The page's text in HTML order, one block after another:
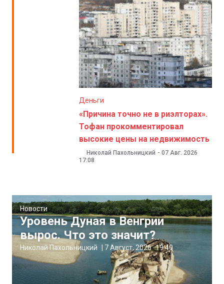
Деньги
«Причина точно не в риэлторах».
Тофан прокомментировал
высокие цены на недвижимость
Николай Пахольницкий - 07 Авг. 2026
17:08
Новости
Уровень Дуная в Венгрии
вырос. Что это значит?
Николай Пахольницкий 7 Август, 2026 19:40